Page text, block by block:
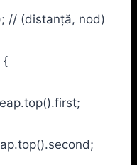
// (distanță, nod)
{